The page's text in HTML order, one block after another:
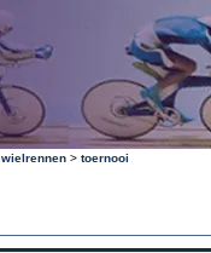
wielrennen > toernooi